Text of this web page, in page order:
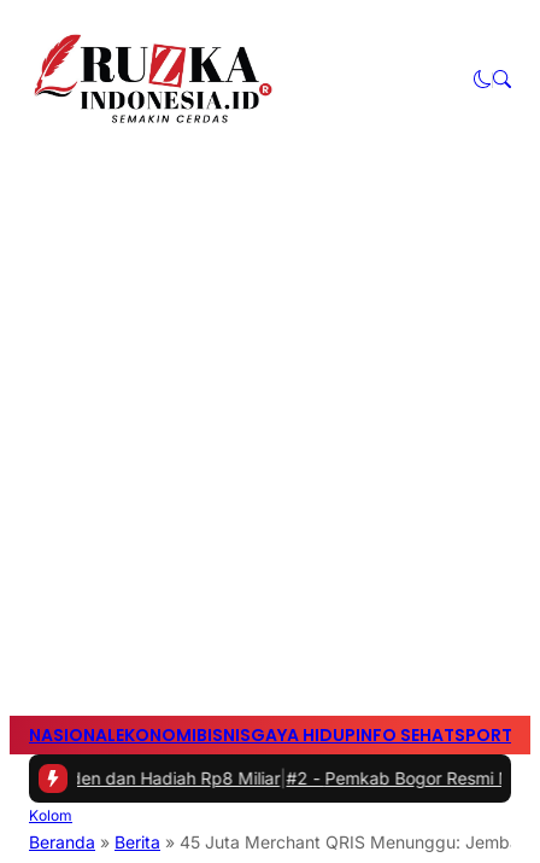
NASIONALEKONOMIBISNISGAYA HIDUPINFO SEHATSPORTS
Hadiah Rp8 Miliar|#2 -Pemkab Bogor Resmi Menetapkan
Kolom
Beranda » Berita » 45 Juta Merchant QRIS Menunggu: